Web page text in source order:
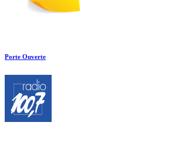
Porte Ouverte